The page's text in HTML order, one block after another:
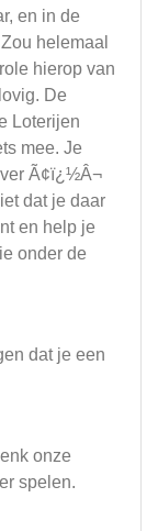
en in de
helemaal
hierop van
De
Loterijen
mee. Je
Ã¢ï¿½Â¬
dat je daar
en help je
onder de
dat je een
onze
spelen.